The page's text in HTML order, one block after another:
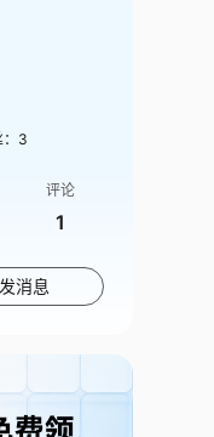
3
评论
1
发消息